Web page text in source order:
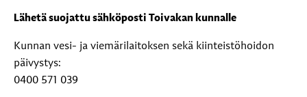
Lähetä suojattu sähköposti Toivakan kunnalle
Kunnan vesi- ja viemärilaitoksen sekä kiinteistöhoidon
päivystys:
0400 571 039